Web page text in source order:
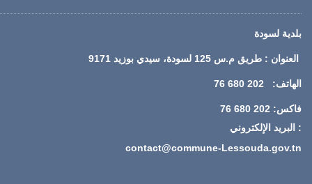
بلدية لسودة
العنوان : طريق م.س 125 لسودة، سيدي بوزيد 9171
الهاتف: 202 680 76
فاكس: 202 680 76
: البريد الإلكتروني
contact@commune-Lessouda.gov.tn